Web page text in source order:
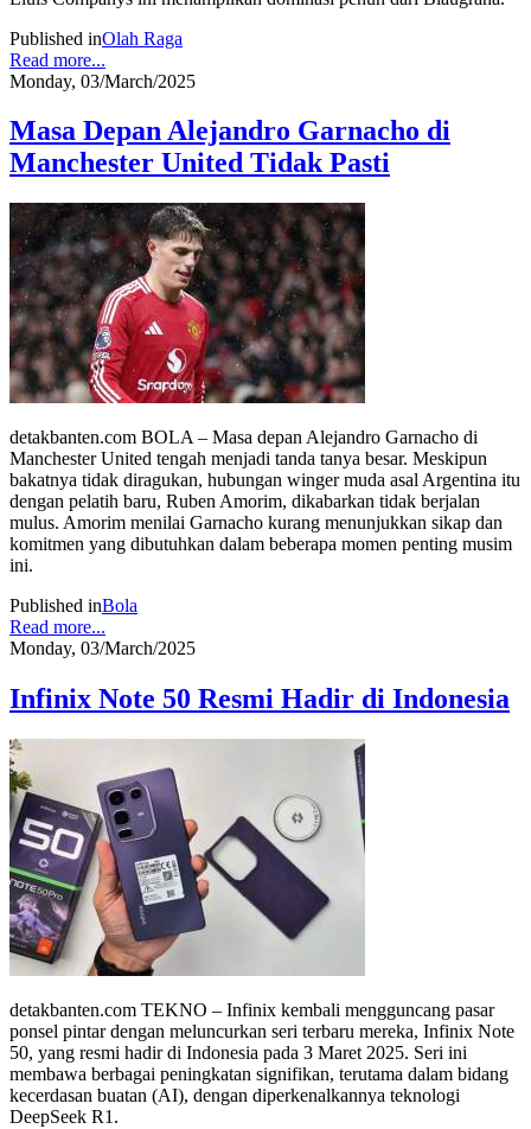
Published inOlah Raga
Read more...
Monday, 03/March/2025
Masa Depan Alejandro Garnacho di
Manchester United Tidak Pasti
detakbanten.com BOLA – Masa depan Alejandro Garnacho di
Manchester United tengah menjadi tanda tanya besar. Meskipun
bakatnya tidak diragukan, hubungan winger muda asal Argentina itu
dengan pelatih baru, Ruben Amorim, dikabarkan tidak berjalan
mulus. Amorim menilai Garnacho kurang menunjukkan sikap dan
komitmen yang dibutuhkan dalam beberapa momen penting musim
ini.
Published inBola
Read more...
Monday, 03/March/2025
Infinix Note 50 Resmi Hadir di Indonesia
detakbanten.com TEKNO – Infinix kembali mengguncang pasar
ponsel pintar dengan meluncurkan seri terbaru mereka, Infinix Note
50, yang resmi hadir di Indonesia pada 3 Maret 2025. Seri ini
membawa berbagai peningkatan signifikan, terutama dalam bidang
kecerdasan buatan (AI), dengan diperkenalkannya teknologi
DeepSeek R1.